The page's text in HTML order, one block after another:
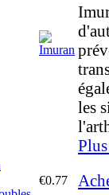
les
€0.77